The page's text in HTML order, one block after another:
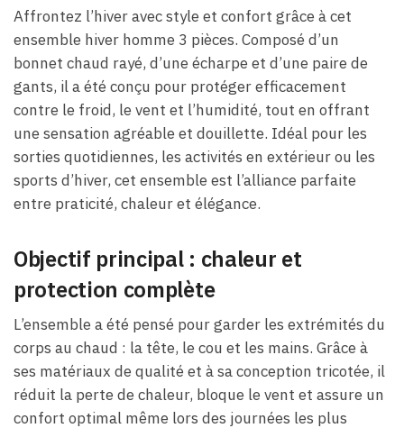
Affrontez l’hiver avec style et confort grâce à cet
ensemble hiver homme 3 pièces. Composé d’un
bonnet chaud rayé, d’une écharpe et d’une paire de
gants, il a été conçu pour protéger efficacement
contre le froid, le vent et l’humidité, tout en offrant
une sensation agréable et douillette. Idéal pour les
sorties quotidiennes, les activités en extérieur ou les
sports d’hiver, cet ensemble est l’alliance parfaite
entre praticité, chaleur et élégance.
Objectif principal : chaleur et
protection complète
L’ensemble a été pensé pour garder les extrémités du
corps au chaud : la tête, le cou et les mains. Grâce à
ses matériaux de qualité et à sa conception tricotée, il
réduit la perte de chaleur, bloque le vent et assure un
confort optimal même lors des journées les plus